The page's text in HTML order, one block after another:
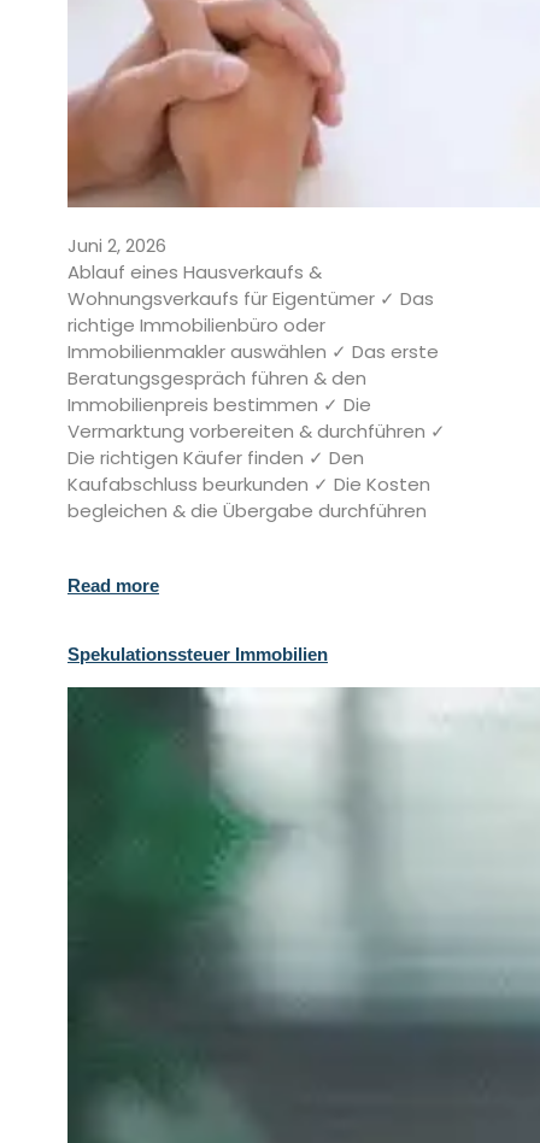
Juni 2, 2026
Ablauf eines Hausverkaufs &
Wohnungsverkaufs für Eigentümer ✓ Das
richtige Immobilienbüro oder
Immobilienmakler auswählen ✓ Das erste
Beratungsgespräch führen & den
Immobilienpreis bestimmen ✓ Die
Vermarktung vorbereiten & durchführen ✓
Die richtigen Käufer finden ✓ Den
Kaufabschluss beurkunden ✓ Die Kosten
begleichen & die Übergabe durchführen
Read more
Spekulationssteuer Immobilien